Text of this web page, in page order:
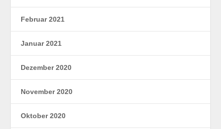
Februar 2021
Januar 2021
Dezember 2020
November 2020
Oktober 2020